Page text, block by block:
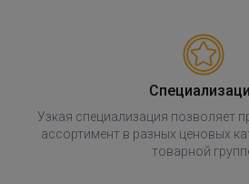
Узкая специализация позволяет
ассортимент в разных ценовых
товарной